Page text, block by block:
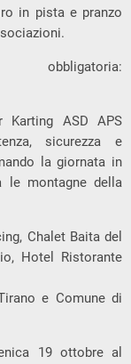
in pista e pranzo
ASD APS
sicurezza e
la giornata in
le montagne della
Chalet Baita del
Hotel Ristorante
e Comune di
19 ottobre al